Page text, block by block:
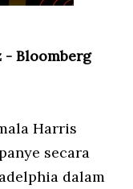
- Bloomberg
Harris
secara
dalam